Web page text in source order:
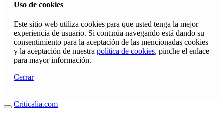
Uso de cookies
Este sitio web utiliza cookies para que usted tenga la mejor
experiencia de usuario. Si continúa navegando está dando su
consentimiento para la aceptación de las mencionadas cookies
y la aceptación de nuestra política de cookies, pinche el enlace
para mayor información.
Cerrar
Criticalia.com